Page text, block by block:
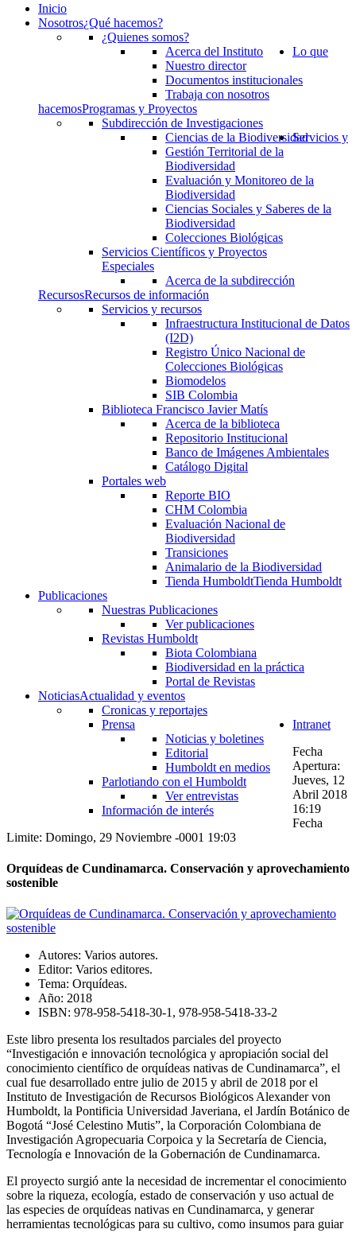
Inicio
Nosotros¿Qué hacemos?
¿Quienes somos?
Acerca del Instituto
Nuestro director
Documentos institucionales
Trabaja con nosotros
Lo que
hacemosProgramas y Proyectos
Subdirección de Investigaciones
Ciencias de la Biodiversidad
Gestión Territorial de la
Biodiversidad
Evaluación y Monitoreo de la
Biodiversidad
Ciencias Sociales y Saberes de la
Biodiversidad
Colecciones Biológicas
Servicios Científicos y Proyectos
Especiales
Acerca de la subdirección
Servicios y
RecursosRecursos de información
Servicios y recursos
Infraestructura Institucional de Datos
(I2D)
Registro Único Nacional de
Colecciones Biológicas
Biomodelos
SIB Colombia
Biblioteca Francisco Javier Matís
Acerca de la biblioteca
Repositorio Institucional
Banco de Imágenes Ambientales
Catálogo Digital
Portales web
Reporte BIO
CHM Colombia
Evaluación Nacional de
Biodiversidad
Transiciones
Animalario de la Biodiversidad
Tienda HumboldtTienda Humboldt
Publicaciones
Nuestras Publicaciones
Ver publicaciones
Revistas Humboldt
Biota Colombiana
Biodiversidad en la práctica
Portal de Revistas
NoticiasActualidad y eventos
Cronicas y reportajes
Prensa
Noticias y boletines
Editorial
Humboldt en medios
Parlotiando con el Humboldt
Ver entrevistas
Información de interés
Intranet
Fecha
Apertura:
Jueves, 12
Abril 2018
16:19
Fecha
Limite: Domingo, 29 Noviembre -0001 19:03
Orquídeas de Cundinamarca. Conservación y aprovechamiento
sostenible
Autores: Varios autores.
Editor: Varios editores.
Tema: Orquídeas.
Año: 2018
ISBN: 978-958-5418-30-1, 978-958-5418-33-2
Este libro presenta los resultados parciales del proyecto
“Investigación e innovación tecnológica y apropiación social del
conocimiento científico de orquídeas nativas de Cundinamarca”, el
cual fue desarrollado entre julio de 2015 y abril de 2018 por el
Instituto de Investigación de Recursos Biológicos Alexander von
Humboldt, la Pontificia Universidad Javeriana, el Jardín Botánico de
Bogotá “José Celestino Mutis”, la Corporación Colombiana de
Investigación Agropecuaria Corpoica y la Secretaría de Ciencia,
Tecnología e Innovación de la Gobernación de Cundinamarca.
El proyecto surgió ante la necesidad de incrementar el conocimiento
sobre la riqueza, ecología, estado de conservación y uso actual de
las especies de orquídeas nativas en Cundinamarca, y generar
herramientas tecnológicas para su cultivo, como insumos para guiar